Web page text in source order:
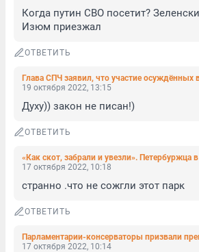
Когда путин СВО посетит?
Изюм приезжал
ОТВЕТИТЬ
19 октября 2022, 13:15
Духу)) закон не писан!)
ОТВЕТИТЬ
17 октября 2022, 10:18
странно .что не сожгли этот парк
ОТВЕТИТЬ
17 октября 2022, 10:14